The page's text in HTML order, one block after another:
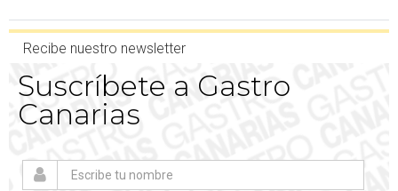
Recibe nuestro newsletter
Suscríbete a Gastro
Canarias